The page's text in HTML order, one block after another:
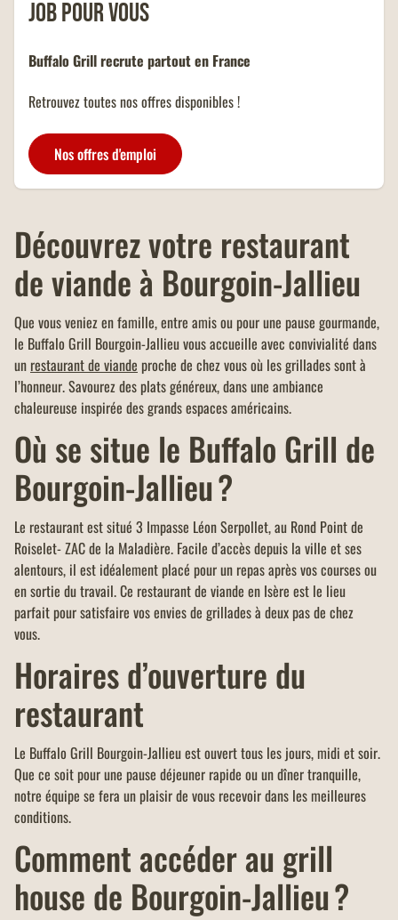
Un menu KIDS offert dans tous
présentation de votre carte
job pour vous
Buffalo Grill recrute partout en France
Retrouvez toutes nos offres disponibles !
Nos offres d'emploi
Découvrez votre restaurant
de viande à Bourgoin-Jallieu
Que vous veniez en famille, entre amis ou pour une pause gourmande,
le Buffalo Grill Bourgoin-Jallieu vous accueille avec convivialité dans
un restaurant de viande proche de chez vous où les grillades sont à
l’honneur. Savourez des plats généreux, dans une ambiance
chaleureuse inspirée des grands espaces américains.
Où se situe le Buffalo Grill de
Bourgoin-Jallieu ?
Le restaurant est situé 3 Impasse Léon Serpollet, au Rond Point de
Roiselet- ZAC de la Maladière. Facile d’accès depuis la ville et ses
alentours, il est idéalement placé pour un repas après vos courses ou
en sortie du travail. Ce restaurant de viande en Isère est le lieu
parfait pour satisfaire vos envies de grillades à deux pas de chez
vous.
Horaires d’ouverture du
restaurant
Le Buffalo Grill Bourgoin-Jallieu est ouvert tous les jours, midi et soir.
Que ce soit pour une pause déjeuner rapide ou un dîner tranquille,
notre équipe se fera un plaisir de vous recevoir dans les meilleures
conditions.
Comment accéder au grill
house de Bourgoin-Jallieu ?